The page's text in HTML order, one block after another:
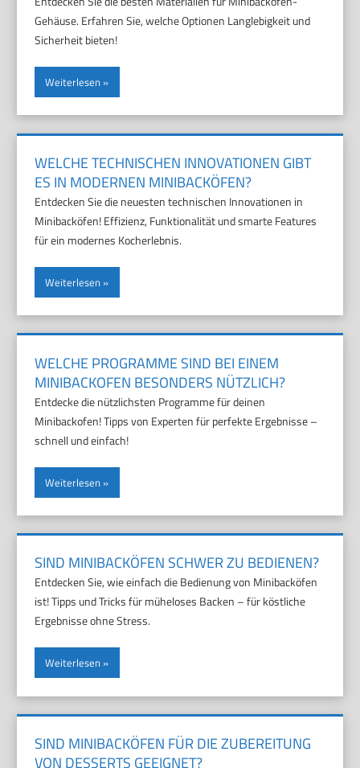
Gehäuse. Erfahren Sie, welche Optionen Langlebigkeit und
Sicherheit bieten!
Weiterlesen
WELCHE TECHNISCHEN INNOVATIONEN GIBT
ES IN MODERNEN MINIBACKÖFEN?
Entdecken Sie die neuesten technischen Innovationen in
Minibacköfen! Effizienz, Funktionalität und smarte Features
für ein modernes Kocherlebnis.
Weiterlesen
WELCHE PROGRAMME SIND BEI EINEM
MINIBACKOFEN BESONDERS NÜTZLICH?
Entdecke die nützlichsten Programme für deinen
Minibackofen! Tipps von Experten für perfekte Ergebnisse –
schnell und einfach!
Weiterlesen
SIND MINIBACKÖFEN SCHWER ZU BEDIENEN?
Entdecken Sie, wie einfach die Bedienung von Minibacköfen
ist! Tipps und Tricks für müheloses Backen – für köstliche
Ergebnisse ohne Stress.
Weiterlesen
SIND MINIBACKÖFEN FÜR DIE ZUBEREITUNG
VON DESSERTS GEEIGNET?